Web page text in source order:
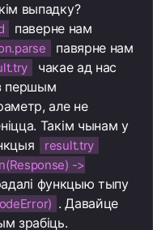
выпадку?
паверне нам
павярне нам
чакае ад нас
першым
але не
Такім чынам у
result.try
->
функцыю тыпу
. Давайце
зрабіць.